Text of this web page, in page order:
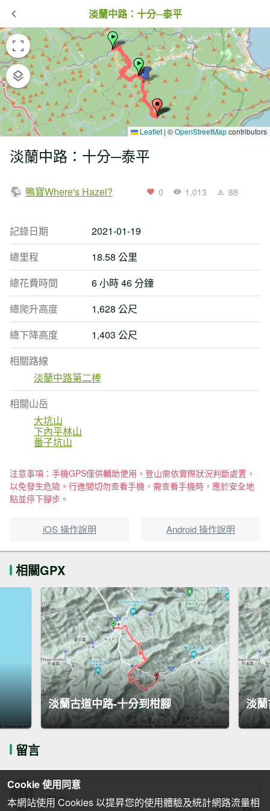
淡蘭中路：十分─泰平
Leaflet | ©OpenStreetMapcontributors
淡蘭中路：十分─泰平
鴨寶Where's Hazel? 0 1,013 88
記錄日期
2021-01-19
總里程
18.58 公里
總花費時間
6 小時 46 分鐘
總爬升高度
1,628 公尺
總下降高度
1,403 公尺
相關路線
淡蘭中路第二棒
相關山岳
大坑山
下內平林山
番子坑山
注意事項：手機GPS僅供輔助使用，登山需依實際狀況判斷處置，
以免發生危險。行進間切勿查看手機，需查看手機時，應於安全地
點並停下腳步。
iOS 操作說明 Android 操作說明
相關GPX
淡蘭古道中路-十分到柑腳 淡
留言
Cookie 使用同意
本網站使用 Cookies 以提昇您的使用體驗及統計網路流量相